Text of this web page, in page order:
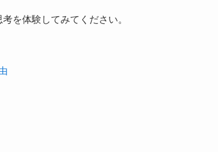
を体験してみてください。